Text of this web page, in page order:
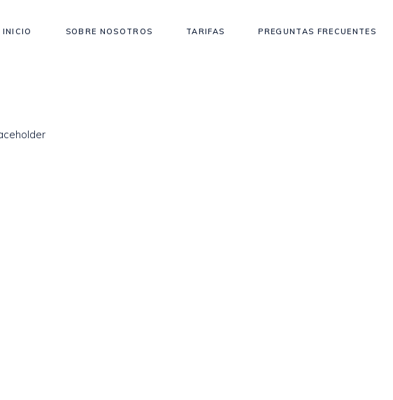
INICIO SOBRE NOSOTROS TARIFAS PREGUNTAS FRECUENTES